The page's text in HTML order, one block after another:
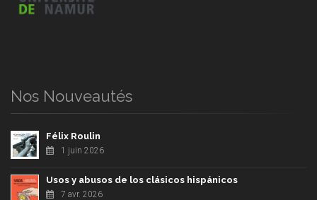
Nos Nouveautés
Félix Roulin
1 juin 2026
Usos y abusos de los clásicos hispánicos
7 avr. 2026